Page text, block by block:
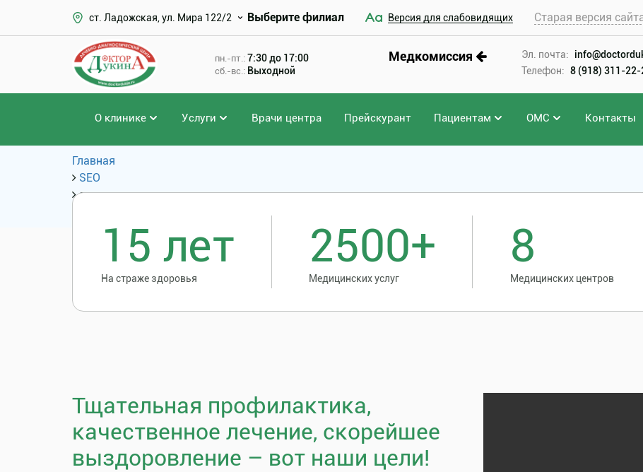
ст. Ладожская, ул. Мира 122/2 Выберите филиал Версия для слабовидящих Старая версия
пн.-пт.: 7:30 до 17:00
сб.-вс.: Выходной
Медкомиссия Эл. почта:
Телефон: 8 (918) 311-22-
О клинике Услуги Врачи центра Прейскурант Пациентам ОМС Контакты
Главная
SEO
лапароскопическая холецистэктомия цена
15 лет
На страже здоровья
2500+
Медицинских услуг
8
Медицинских центров
Тщательная профилактика,
качественное лечение, скорейшее
выздоровление – вот наши цели!